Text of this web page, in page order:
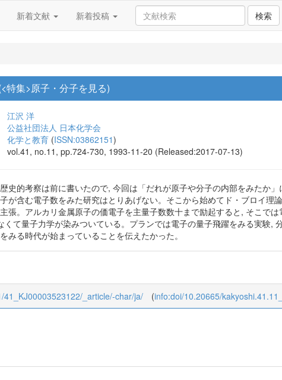
新着文献 新着投稿 検索
特集>原子・分子を見る)
江沢 洋
公益社団法人 日本化学会
化学と教育 (ISSN:03862151)
vol.41, no.11, pp.724-730, 1993-11-20 (Released:2017-07-13)
史的考察は前に書いたので, 今回は「だれが原子や分子の内部をみたか
が含む電子数をみた研究はとりあげない。そこから始めてド・ブロイ理
張。アルカリ金属原子の価電子を主量子数数十まで励起すると, そこで
くて量子力学が染みついている。プランでは電子の量子飛躍をみる実験,
みる時代が始まっていることを伝えたかった。
_article/-char/ja/ (info:doi/10.20665/